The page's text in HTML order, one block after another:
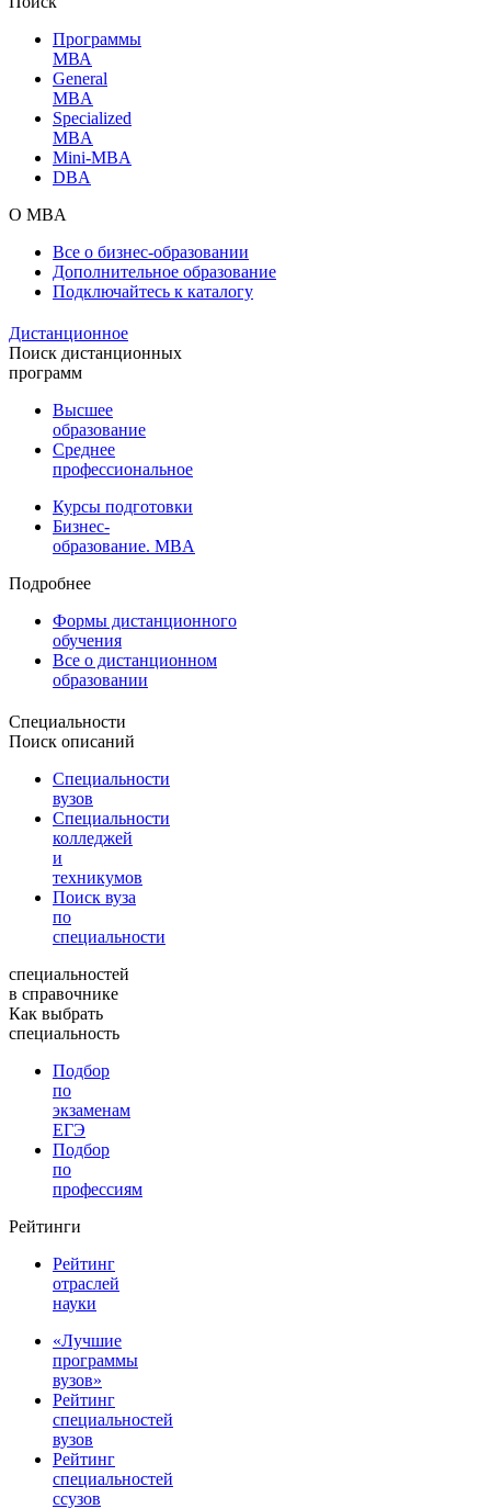
Программы
МВА
General
MBA
Specialized
MBA
Mini-MBA
DBA
О MBA
Все о бизнес-образовании
Дополнительное образование
Подключайтесь к каталогу
Дистанционное
Поиск дистанционных
программ
Высшее
образование
Среднее
профессиональное
Курсы подготовки
Бизнес-
образование. MBA
Подробнее
Формы дистанционного
обучения
Все о дистанционном
образовании
Специальности
Поиск описаний
Специальности
вузов
Специальности
колледжей
и
техникумов
Поиск вуза
по
специальности
специальностей
в справочнике
Как выбрать
специальность
Подбор
по
экзаменам
ЕГЭ
Подбор
по
профессиям
Рейтинги
Рейтинг
отраслей
науки
«Лучшие
программы
вузов»
Рейтинг
специальностей
вузов
Рейтинг
специальностей
ссузов